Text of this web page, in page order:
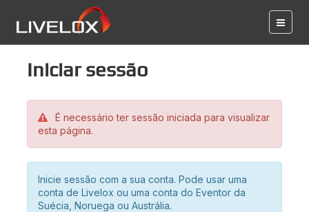
Iniciar sessão
É necessário ter sessão iniciada para visualizar
esta página.
Inicie sessão com a sua conta. Pode usar uma
conta de Livelox ou uma conta do Eventor da
Suécia, Noruega ou Austrália.